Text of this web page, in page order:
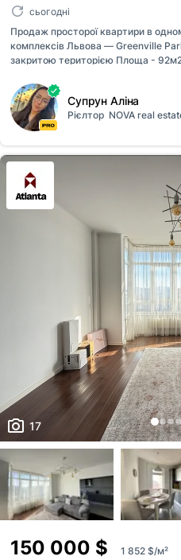
сьогодні
Продаж просторої квартири в
комплексів Львова — Greenville
закритою територією Площа -
гардеробна, роздільний
чорнова штукатурка, вікна
розвинена інфраструктура:
парк, садочок - все в пішій
Швидкий огляд - ключі на руках. Є
звертайтесь
Супрун Аліна
Рієлтор NOVA real
17
150 000 $ 1 852 $/м²